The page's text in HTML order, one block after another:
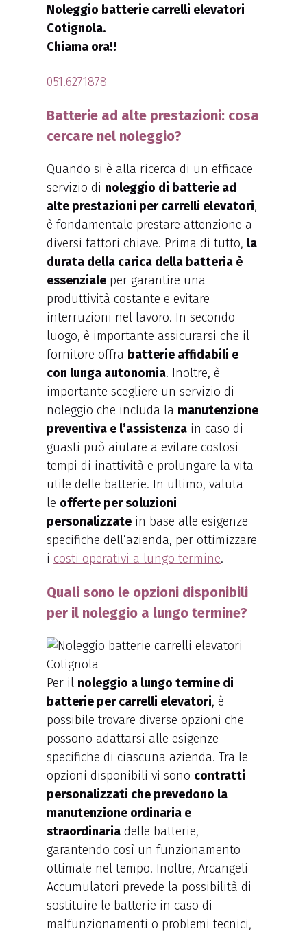
Noleggio batterie carrelli elevatori
Cotignola.
Chiama ora!!
051.6271878
Batterie ad alte prestazioni: cosa
cercare nel noleggio?
Quando si è alla ricerca di un efficace
servizio di noleggio di batterie ad
alte prestazioni per carrelli elevatori,
è fondamentale prestare attenzione a
diversi fattori chiave. Prima di tutto, la
durata della carica della batteria è
essenziale per garantire una
produttività costante e evitare
interruzioni nel lavoro. In secondo
luogo, è importante assicurarsi che il
fornitore offra batterie affidabili e
con lunga autonomia. Inoltre, è
importante scegliere un servizio di
noleggio che includa la manutenzione
preventiva e l’assistenza in caso di
guasti può aiutare a evitare costosi
tempi di inattività e prolungare la vita
utile delle batterie. In ultimo, valuta
le offerte per soluzioni
personalizzate in base alle esigenze
specifiche dell’azienda, per ottimizzare
i costi operativi a lungo termine.
Quali sono le opzioni disponibili
per il noleggio a lungo termine?
Per il noleggio a lungo termine di
batterie per carrelli elevatori, è
possibile trovare diverse opzioni che
possono adattarsi alle esigenze
specifiche di ciascuna azienda. Tra le
opzioni disponibili vi sono contratti
personalizzati che prevedono la
manutenzione ordinaria e
straordinaria delle batterie,
garantendo così un funzionamento
ottimale nel tempo. Inoltre, Arcangeli
Accumulatori prevede la possibilità di
sostituire le batterie in caso di
malfunzionamenti o problemi tecnici,